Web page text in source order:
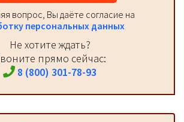
вопрос, Вы даёте согласие на
персональных данных
Не хотите ждать?
прямо сейчас:
8 (800) 301-78-93